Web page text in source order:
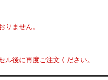
りません。
後に再度ご注文ください。